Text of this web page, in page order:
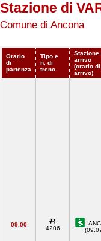
Stazione di
Comune di Ancona
Orario
di
partenza
Tipo e
n. di
treno
Stazione
arrivo
(orario di
arrivo)
09.00
4206